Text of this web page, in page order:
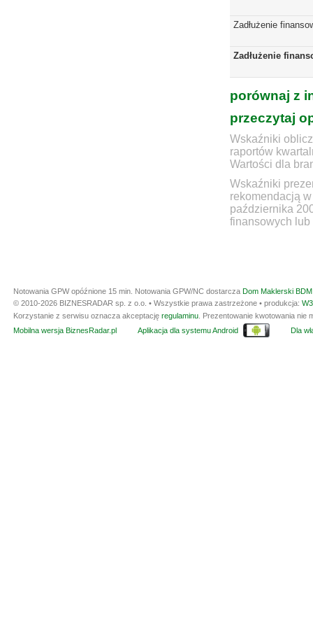
Zadłużenie
Zadłużenie
porównaj z
przeczytaj
Wskaźniki
raportów
Wartości dla
Wskaźniki
rekomendacją
października
finansowych lub
Notowania GPW opóźnione 15 min. Notowania GPW/NC dostarcza Dom Maklerski
© 2010-2026 BIZNESRADAR sp. z o.o. • Wszystkie prawa zastrzeżone • produkcja:
Korzystanie z serwisu oznacza akceptację regulaminu . Prezentowanie kwotowania
Mobilna wersja BiznesRadar.pl
Aplikacja dla systemu Android Dla